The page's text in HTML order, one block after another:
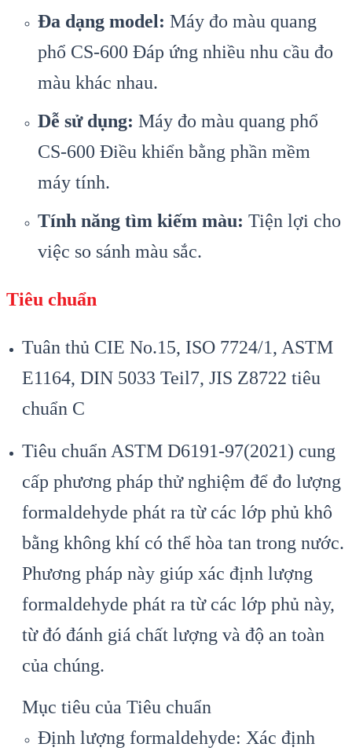
Đa dạng model: Máy đo màu quang
phổ CS-600 Đáp ứng nhiều nhu cầu đo
màu khác nhau.
Dễ sử dụng: Máy đo màu quang phổ
CS-600 Điều khiển bằng phần mềm
máy tính.
Tính năng tìm kiếm màu: Tiện lợi cho
việc so sánh màu sắc.
Tiêu chuẩn
Tuân thủ CIE No.15, ISO 7724/1, ASTM
E1164, DIN 5033 Teil7, JIS Z8722 tiêu
chuẩn C
Tiêu chuẩn ASTM D6191-97(2021) cung
cấp phương pháp thử nghiệm để đo lượng
formaldehyde phát ra từ các lớp phủ khô
bằng không khí có thể hòa tan trong nước.
Phương pháp này giúp xác định lượng
formaldehyde phát ra từ các lớp phủ này,
từ đó đánh giá chất lượng và độ an toàn
của chúng.
Mục tiêu của Tiêu chuẩn
Định lượng formaldehyde: Xác định